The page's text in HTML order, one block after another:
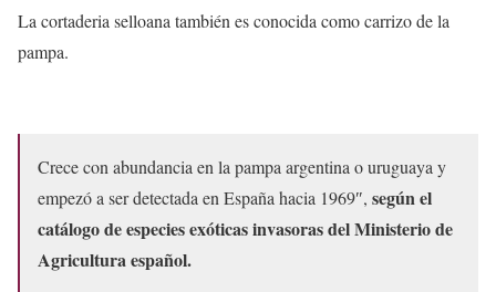
La cortaderia selloana también es conocida como carrizo de la
pampa.
Crece con abundancia en la pampa argentina o uruguaya y
empezó a ser detectada en España hacia 1969″, según el
catálogo de especies exóticas invasoras del Ministerio de
Agricultura español.